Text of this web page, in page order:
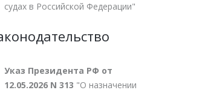
судах в Российской Федерации"
Указ Президента РФ от
12.05.2026 N 313 "О назначении